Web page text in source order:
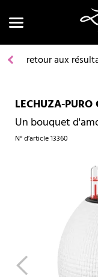
retour aux
LECHUZA-
Un bouquet
N° d’article13360